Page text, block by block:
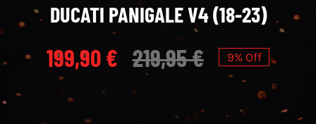
MONOS PERSONALIZADOS
EVENTOS
DUCATI PANIGALE V4 (18-23)
219,95€
199,90€ 9% Off